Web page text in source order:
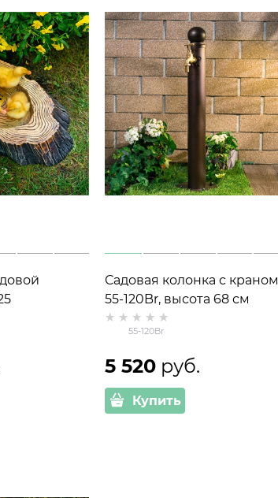
Садовая колонка с краном
55-120Br, высота 68 см
55-120Br
5 520 руб.
Купить